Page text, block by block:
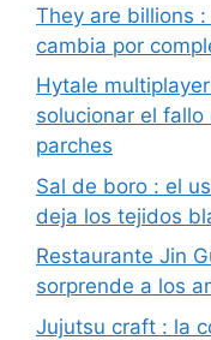
They are billions
cambia por
Hytale
solucionar el
parches
Sal de boro : el
deja los tejidos
Restaurante Jin
sorprende a los
Jujutsu craft : la